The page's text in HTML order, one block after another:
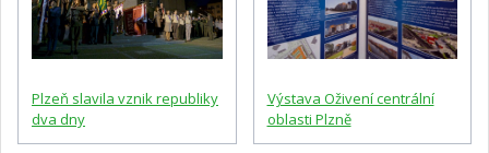
Plzeň slavila vznik republiky
dva dny
Výstava Oživení centrální
oblasti Plzně